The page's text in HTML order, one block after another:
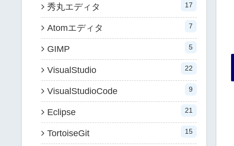
秀丸エディタ 17
Atomエディタ 7
GIMP 5
VisualStudio 22
VisualStudioCode 9
Eclipse 21
TortoiseGit 15